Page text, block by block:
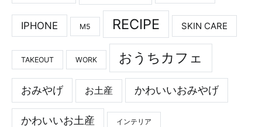
IPHONE M5 RECIPE SKIN CARE
TAKEOUT WORK おうちカフェ
おみやげ お土産 かわいいおみやげ
かわいいお土産 インテリア